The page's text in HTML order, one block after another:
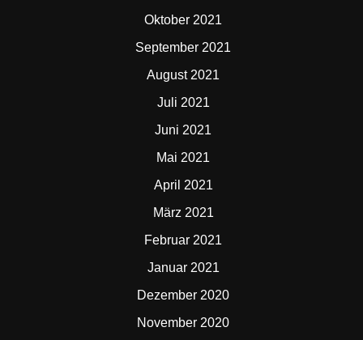
Oktober 2021
September 2021
August 2021
Juli 2021
Juni 2021
Mai 2021
April 2021
März 2021
Februar 2021
Januar 2021
Dezember 2020
November 2020